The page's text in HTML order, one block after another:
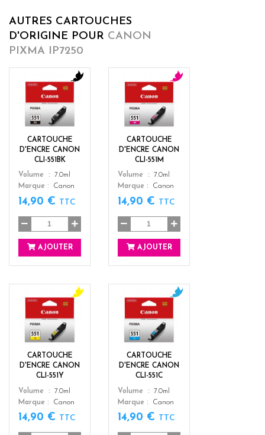
AUTRES CARTOUCHES
D'ORIGINE POUR CANON
PIXMA IP7250
CARTOUCHE
D'ENCRE CANON
CLI-551BK
Color
l
k
Volume
7.0ml
Marque
Canon
14,90 € TTC
AJOUTER
CARTOUCHE
D'ENCRE CANON
CLI-551M
Color
a
n
t
Volume
7.0ml
Marque
Canon
14,90 € TTC
AJOUTER
CARTOUCHE
D'ENCRE CANON
CLI-551Y
Color
e
o
w
Volume
7.0ml
Marque
Canon
14,90 € TTC
CARTOUCHE
D'ENCRE CANON
CLI-551C
Color
y
Volume
7.0ml
Marque
Canon
14,90 € TTC